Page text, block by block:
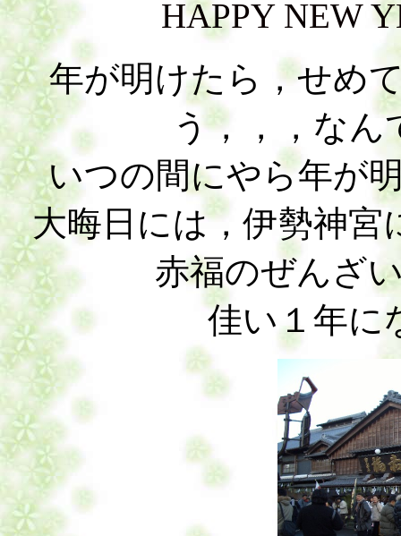
HAPPY NEW
年が明けたら，せめ
う，，，なん
いつの間にやら年が
大晦日には，伊勢神
赤福のぜんざ
佳い１年に